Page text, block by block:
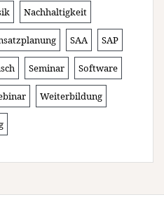
Nachhaltigkeit
SAA SAP
Seminar Software
Weiterbildung